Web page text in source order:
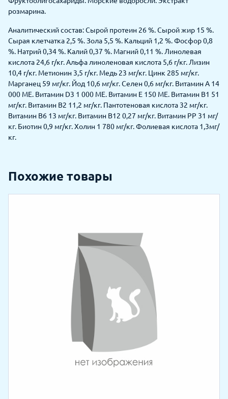
розмарина.
Аналитический состав: Сырой протеин 26 %. Сырой жир 15 %.
Сырая клетчатка 2,5 %. Зола 5,5 %. Кальций 1,2 %. Фосфор 0,8
%. Натрий 0,34 %. Калий 0,37 %. Магний 0,11 %. Линолевая
кислота 24,6 г/кг. Альфа линоленовая кислота 5,6 г/кг. Лизин
10,4 г/кг. Метионин 3,5 г/кг. Медь 23 мг/кг. Цинк 285 мг/кг.
Марганец 59 мг/кг. Йод 10,6 мг/кг. Селен 0,6 мг/кг. Витамин A 14
000 МЕ. Витамин D3 1 000 МЕ. Витамин E 150 МЕ. Витамин B1 51
мг/кг. Витамин B2 11,2 мг/кг. Пантотеновая кислота 32 мг/кг.
Витамин B6 13 мг/кг. Витамин B12 0,27 мг/кг. Витамин PP 31 мг/
кг. Биотин 0,9 мг/кг. Холин 1 780 мг/кг. Фолиевая кислота 1,3мг/
кг.
Похожие товары